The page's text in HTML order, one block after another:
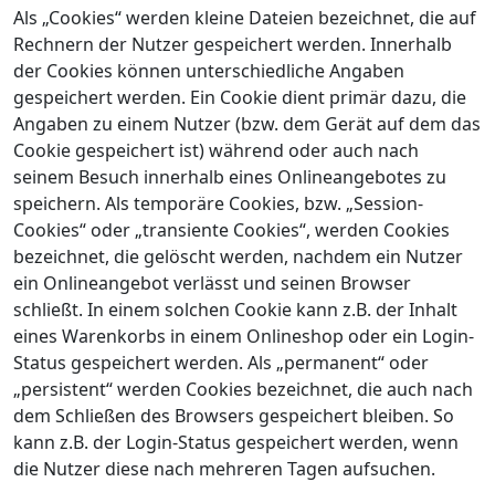
Als „Cookies“ werden kleine Dateien bezeichnet, die auf
Rechnern der Nutzer gespeichert werden. Innerhalb
der Cookies können unterschiedliche Angaben
gespeichert werden. Ein Cookie dient primär dazu, die
Angaben zu einem Nutzer (bzw. dem Gerät auf dem das
Cookie gespeichert ist) während oder auch nach
seinem Besuch innerhalb eines Onlineangebotes zu
speichern. Als temporäre Cookies, bzw. „Session-
Cookies“ oder „transiente Cookies“, werden Cookies
bezeichnet, die gelöscht werden, nachdem ein Nutzer
ein Onlineangebot verlässt und seinen Browser
schließt. In einem solchen Cookie kann z.B. der Inhalt
eines Warenkorbs in einem Onlineshop oder ein Login-
Status gespeichert werden. Als „permanent“ oder
„persistent“ werden Cookies bezeichnet, die auch nach
dem Schließen des Browsers gespeichert bleiben. So
kann z.B. der Login-Status gespeichert werden, wenn
die Nutzer diese nach mehreren Tagen aufsuchen.